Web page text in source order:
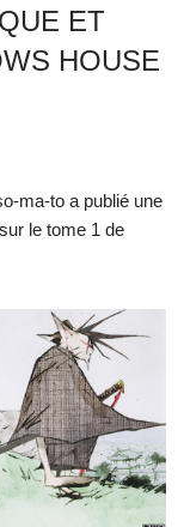
ET
HOUSE
ma-to a publié une
le tome 1 de